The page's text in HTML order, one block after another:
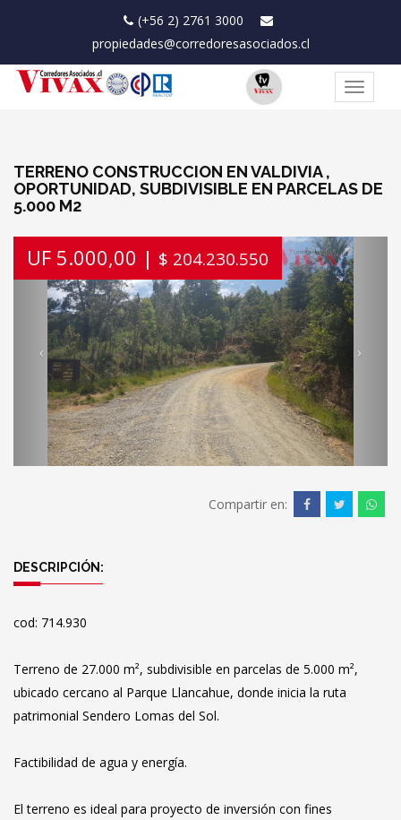
(+56 2) 2761 3000
propiedades@corredoresasociados.cl
Toggle
TERRENO CONSTRUCCION EN VALDIVIA ,
OPORTUNIDAD, SUBDIVISIBLE EN PARCELAS DE
5.000 M2
UF 5.000,00 | $ 204.230.550
Previous
Compartir en:
DESCRIPCIÓN:
cod: 714.930
Terreno de 27.000 m², subdivisible en parcelas de 5.000 m²,
ubicado cercano al Parque Llancahue, donde inicia la ruta
patrimonial Sendero Lomas del Sol.
Factibilidad de agua y energía.
El terreno es ideal para proyecto de inversión con fines